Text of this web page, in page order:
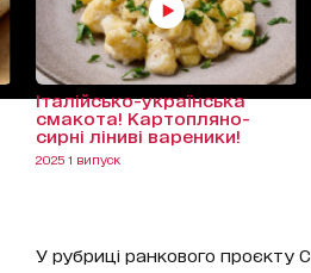
Італійсько-українська
смакота! Картопляно-
сирні ліниві вареники!
2025 1 випуск
У рубриці ранкового проєкту